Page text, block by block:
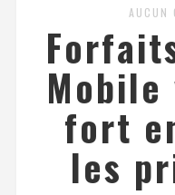
AUCUN
fort
les